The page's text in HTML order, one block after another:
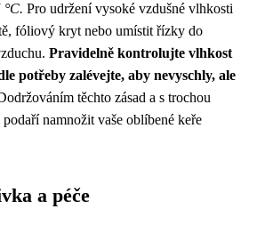
°C. Pro udržení vysoké vzdušné vlhkosti
fóliový kryt nebo umístit řízky do
Pravidelně kontrolujte vlhkost
potřeby zalévejte, aby nevyschly, ale
těchto zásad a s trochou
namnožit vaše oblíbené keře
a péče